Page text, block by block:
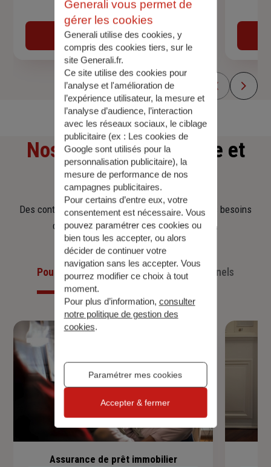
Devis assurance auto
Obtenir une estimation
Nos offresd'assurance et
d'épargne
Des contrats clairs et flexibles pour sécuriser vos besoins
d’aujourd’hui et anticiper ceux de demain.
Pour les particuliers Pour les professionnels
Assurance de prêt immobilier
Generali vous permet de
gérer les cookies
Generali utilise des cookies, y
compris des cookies tiers, sur le
site Generali.fr.
Ce site utilise des cookies pour
l’analyse et l'amélioration de
l’expérience utilisateur, la mesure et
l’analyse d’audience, l’interaction
avec les réseaux sociaux, le ciblage
publicitaire (ex : Les cookies de
Google sont utilisés pour la
personnalisation publicitaire), la
mesure de performance de nos
campagnes publicitaires.
Pour certains d’entre eux, votre
consentement est nécessaire. Vous
pouvez paramétrer ces cookies ou
bien tous les accepter, ou alors
décider de continuer votre
navigation sans les accepter. Vous
pourrez modifier ce choix à tout
moment.
Pour plus d’information, consulter
notre politique de gestion des
cookies.
Paramétrer mes cookies
Accepter & fermer